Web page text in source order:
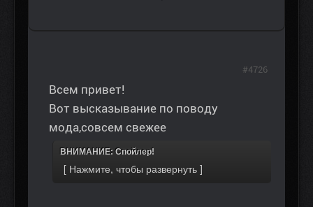
Всем привет!
Вот высказывание по поводу
мода,совсем свежее
ВНИМАНИЕ: Спойлер!
#4726